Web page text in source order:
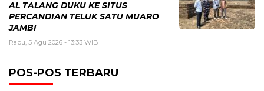
AL TALANG DUKU KE SITUS
PERCANDIAN TELUK SATU MUARO
JAMBI
Rabu, 5 Agu 2026 - 13:33 WIB
POS-POS TERBARU